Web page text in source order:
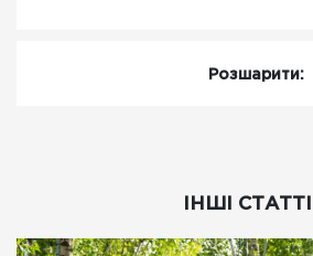
Розшарити:
ІНШІ СТАТТІ